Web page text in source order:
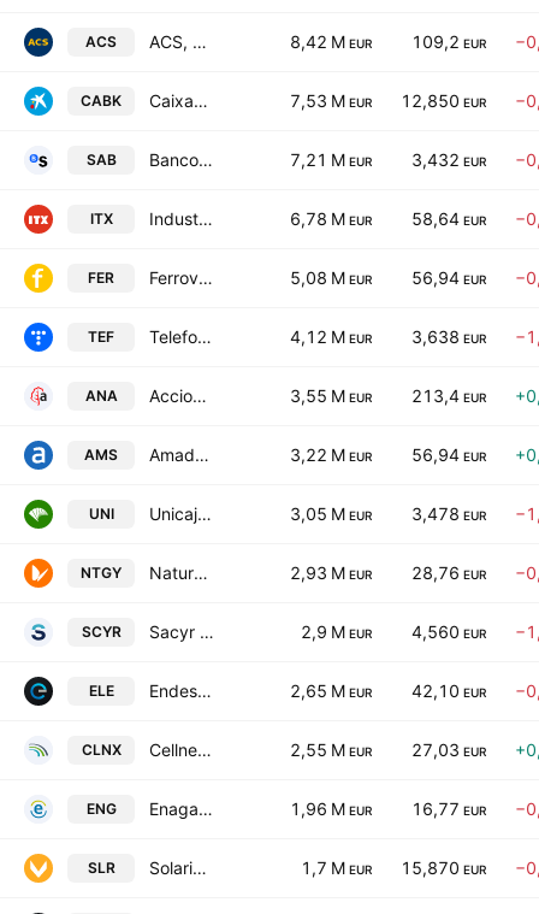
ACS ACS, Actividades de Construccion y Servicios SA 8,42 M EUR 109,2 EUR
CABK CaixaBank SA 7,53 M EUR 12,850 EUR
SAB Banco de Sabadell SA 7,21 M EUR 3,432 EUR
ITX Industria de Diseno Textil, S.A. 6,78 M EUR 58,64 EUR
FER Ferrovial N.V. 5,08 M EUR 56,94 EUR
TEF Telefonica SA 4,12 M EUR 3,638 EUR
ANA Acciona SA 3,55 M EUR 213,4 EUR
AMS Amadeus IT Group SA Class A 3,22 M EUR 56,94 EUR
UNI Unicaja Banco S.A. 3,05 M EUR 3,478 EUR
NTGY Naturgy Energy Group, S.A. 2,93 M EUR 28,76 EUR
SCYR Sacyr SA 2,9 M EUR 4,560 EUR
ELE Endesa S.A. 2,65 M EUR 42,10 EUR
CLNX Cellnex Telecom S.A. 2,55 M EUR 27,03 EUR
ENG Enagas SA 1,96 M EUR 16,77 EUR
SLR Solaria Energia y Medio Ambiente, S.A. 1,7 M EUR 15,870 EUR